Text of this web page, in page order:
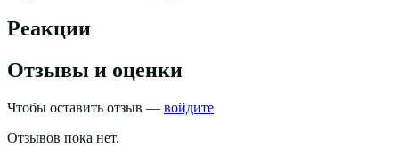
Реакции
Отзывы и оценки
Чтобы оставить отзыв — войдите
Отзывов пока нет.